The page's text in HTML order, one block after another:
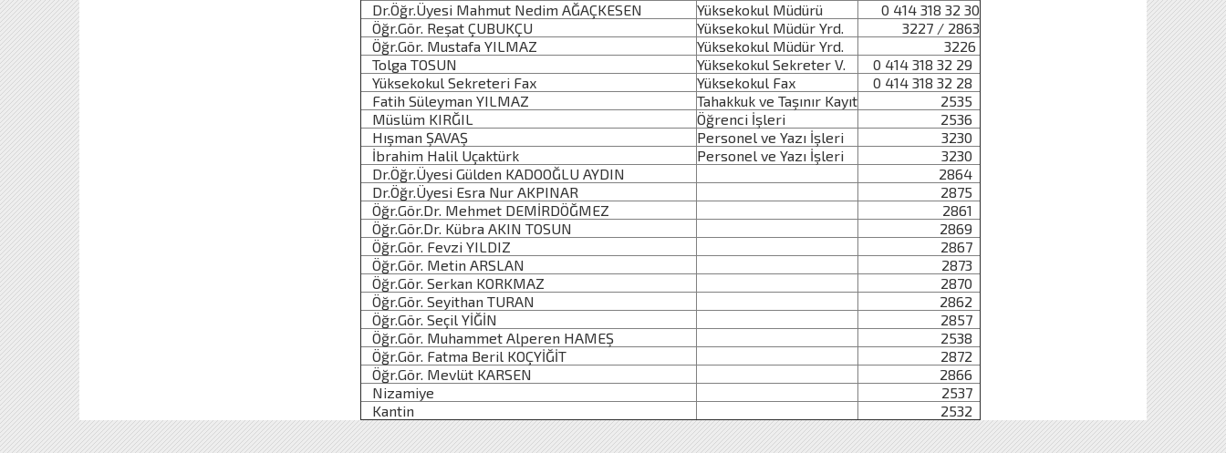
Dr.Öğr.Üyesi Mahmut Nedim AĞAÇKESEN
Yüksekokul Müdürü
0 414 318 32 30
Öğr.Gör. Reşat ÇUBUKÇU
Yüksekokul Müdür Yrd.
3227 / 2863
Öğr.Gör. Mustafa YILMAZ
Yüksekokul Müdür Yrd.
3226
Tolga TOSUN
Yüksekokul Sekreter V.
0 414 318 32 29
Yüksekokul Sekreteri Fax
Yüksekokul Fax
0 414 318 32 28
Fatih Süleyman YILMAZ
Tahakkuk ve Taşınır Kayıt
2535
Müslüm KIRĞIL
Öğrenci İşleri
2536
Hışman ŞAVAŞ
Personel ve Yazı İşleri
3230
İbrahim Halil Uçaktürk
Personel ve Yazı İşleri
3230
Dr.Öğr.Üyesi Gülden KADOOĞLU AYDIN
2864
Dr.Öğr.Üyesi Esra Nur AKPINAR
2875
Öğr.Gör.Dr. Mehmet DEMİRDÖĞMEZ
2861
Öğr.Gör.Dr. Kübra AKIN TOSUN
2869
Öğr.Gör. Fevzi YILDIZ
2867
Öğr.Gör. Metin ARSLAN
2873
Öğr.Gör. Serkan KORKMAZ
2870
Öğr.Gör. Seyithan TURAN
2862
Öğr.Gör. Seçil YİĞİN
2857
Öğr.Gör. Muhammet Alperen HAMEŞ
2538
Öğr.Gör. Fatma Beril KOÇYİĞİT
2872
Öğr.Gör. Mevlüt KARSEN
2866
Nizamiye
2537
Kantin
2532